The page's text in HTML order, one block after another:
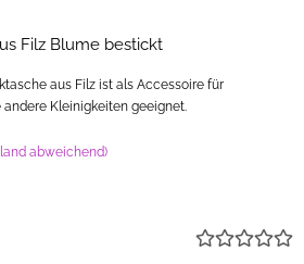
Filz Blume bestickt
aus Filz ist als Accessoire für
Kleinigkeiten geeignet.
abweichend)